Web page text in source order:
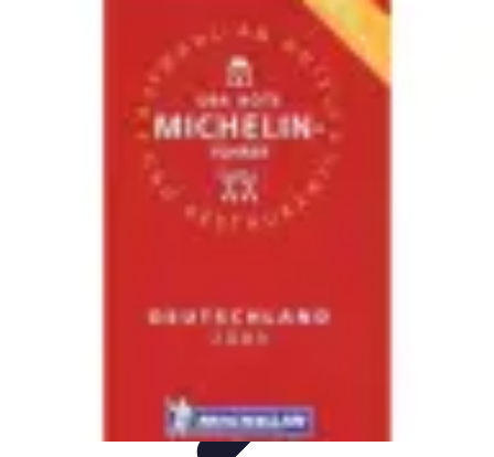
DestinationsTendances Famille Conseils Pratiques
Meilleur Hôtel Voyage